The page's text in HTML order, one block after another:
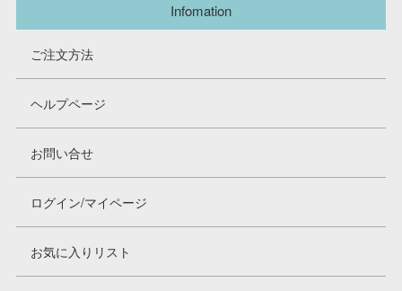
Infomation
ご注文方法
ヘルプページ
お問い合せ
ログイン/マイページ
お気に入りリスト